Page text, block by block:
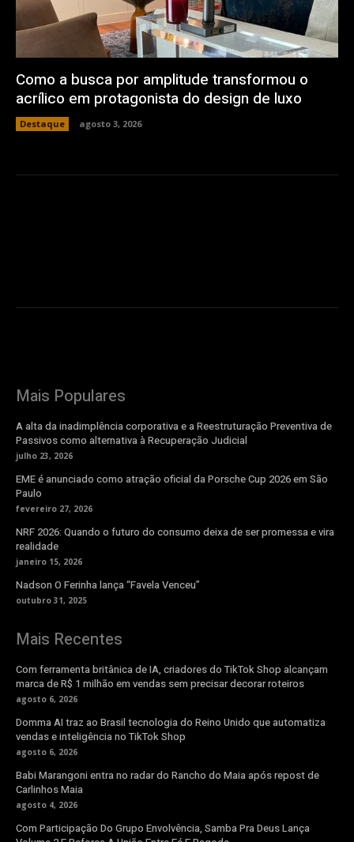
Como a busca por amplitude transformou o
acrílico em protagonista do design de luxo
Destaque agosto 3, 2026
Mais Populares
A alta da inadimplência corporativa e a Reestruturação Preventiva de
Passivos como alternativa à Recuperação Judicial
julho 23, 2026
EME é anunciado como atração oficial da Porsche Cup 2026 em São
Paulo
fevereiro 27, 2026
NRF 2026: Quando o futuro do consumo deixa de ser promessa e vira
realidade
janeiro 15, 2026
Nadson O Ferinha lança “Favela Venceu”
outubro 31, 2025
Mais Recentes
Com ferramenta britânica de IA, criadores do TikTok Shop alcançam
marca de R$ 1 milhão em vendas sem precisar decorar roteiros
agosto 6, 2026
Domma AI traz ao Brasil tecnologia do Reino Unido que automatiza
vendas e inteligência no TikTok Shop
agosto 6, 2026
Babi Marangoni entra no radar do Rancho do Maia após repost de
Carlinhos Maia
agosto 4, 2026
Com Participação Do Grupo Envolvência, Samba Pra Deus Lança